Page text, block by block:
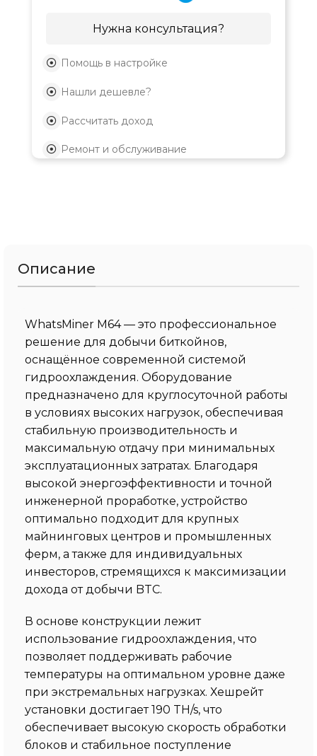
Нужна консультация?
Помощь в настройке
Нашли дешевле?
Рассчитать доход
Ремонт и обслуживание
Описание
WhatsMiner M64 — это профессиональное
решение для добычи биткойнов,
оснащённое современной системой
гидроохлаждения. Оборудование
предназначено для круглосуточной работы
в условиях высоких нагрузок, обеспечивая
стабильную производительность и
максимальную отдачу при минимальных
эксплуатационных затратах. Благодаря
высокой энергоэффективности и точной
инженерной проработке, устройство
оптимально подходит для крупных
майнинговых центров и промышленных
ферм, а также для индивидуальных
инвесторов, стремящихся к максимизации
дохода от добычи BTC.
В основе конструкции лежит
использование гидроохлаждения, что
позволяет поддерживать рабочие
температуры на оптимальном уровне даже
при экстремальных нагрузках. Хешрейт
установки достигает 190 TH/s, что
обеспечивает высокую скорость обработки
блоков и стабильное поступление